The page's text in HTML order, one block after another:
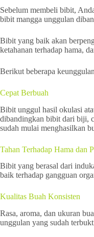
Sebelum membeli bibit,
bibit mangga unggulan
Bibit yang baik akan
ketahanan terhadap hama,
Berikut beberapa
Cepat Berbuah
Bibit unggul hasil okulasi
dibandingkan bibit dari biji,
sudah mulai menghasilkan
Tahan Terhadap Hama dan
Bibit yang berasal dari
baik terhadap gangguan
Kualitas Buah Konsisten
Rasa, aroma, dan ukuran
unggulan yang sudah